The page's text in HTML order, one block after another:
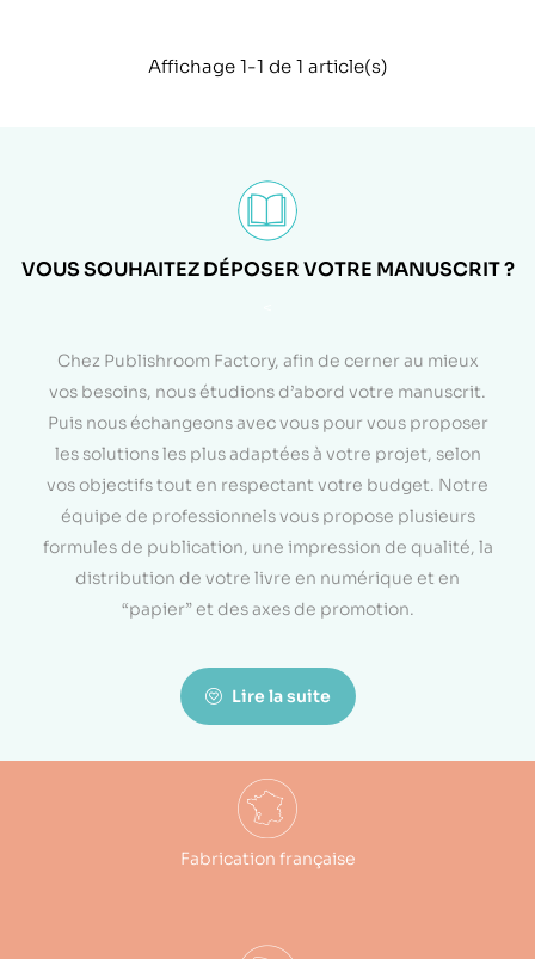
Affichage 1-1 de 1 article(s)
VOUS SOUHAITEZ DÉPOSER VOTRE MANUSCRIT ?
Chez Publishroom Factory, afin de cerner au mieux
vos besoins, nous étudions d’abord votre manuscrit.
Puis nous échangeons avec vous pour vous proposer
les solutions les plus adaptées à votre projet, selon
vos objectifs tout en respectant votre budget. Notre
équipe de professionnels vous propose plusieurs
formules de publication, une impression de qualité, la
distribution de votre livre en numérique et en
“papier” et des axes de promotion.
Lire la suite
Fabrication française